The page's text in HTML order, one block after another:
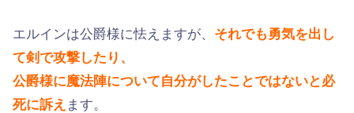
エルインは公爵様に怯えますが、 それでも勇気を出し
て剣で攻撃したり、
公爵様に魔法陣について自分がしたことではないと必
死に訴え ます。